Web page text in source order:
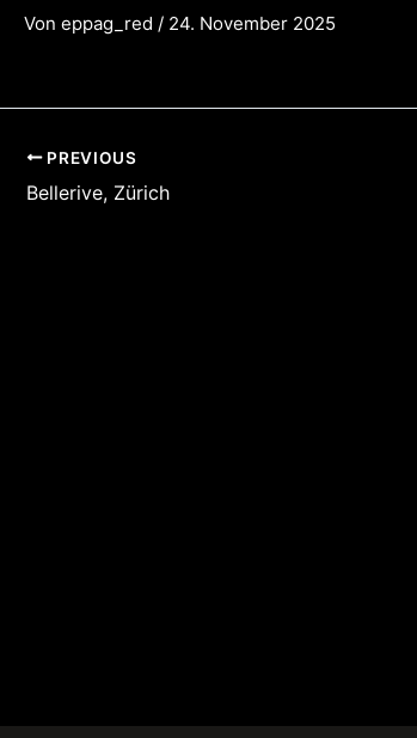
Von eppag_red / 24. November 2025
PREVIOUS
Bellerive, Zürich